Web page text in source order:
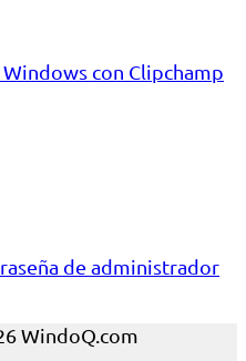
con Clipchamp
de administrador
WindoQ.com